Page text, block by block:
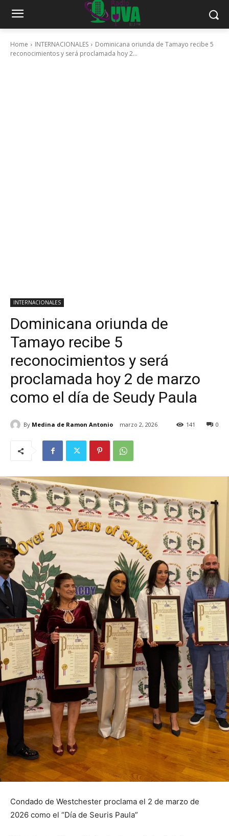
Home INTERNACIONALES
Dominicana oriunda de Tamayo recibe 5
reconocimientos y será proclamada hoy 2...
INTERNACIONALES
Dominicana oriunda de
Tamayo recibe 5
reconocimientos y será
proclamada hoy 2 de marzo
como el día de Seudy Paula
By Medina de Ramon Antonio marzo 2, 2026 0
141
Condado de Westchester proclama el 2 de marzo de
2026 como el “Día de Seuris Paula”